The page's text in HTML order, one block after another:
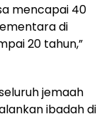
mencapai 40
di
20 tahun,”
jemaah
ibadah di